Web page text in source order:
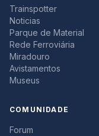
Trainspotter
Noticias
Parque de Material
Rede Ferroviária
Miradouro
Avistamentos
Museus
COMUNIDADE
Forum